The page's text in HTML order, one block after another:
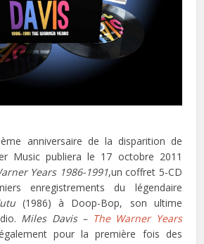
anniversaire de la disparition de
Music publiera le 17 octobre 2011
Years 1986-1991,un coffret 5-CD
enregistrements du légendaire
(1986) à Doop-Bop, son ultime
Miles Davis – The Warner Years
pour la première fois des